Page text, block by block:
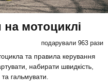
на мотоциклі
подарували 963 рази
та правила керування
набирати швидкість,
гальмувати.